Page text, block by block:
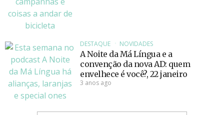
DESTAQUE NOVIDADES
A Noite da Má Língua e a
convenção da nova AD: quem
envelhece é você?, 22 janeiro
3 anos ago